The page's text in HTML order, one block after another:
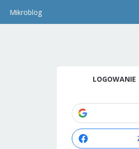
Mikroblog
LOGOWANIE